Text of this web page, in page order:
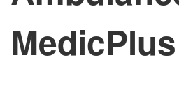
MedicPlus